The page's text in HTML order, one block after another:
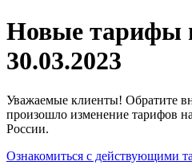
Новые тарифы
30.03.2023
Уважаемые клиенты! Обратите
произошло изменение тарифов
России.
Ознакомиться с действующими